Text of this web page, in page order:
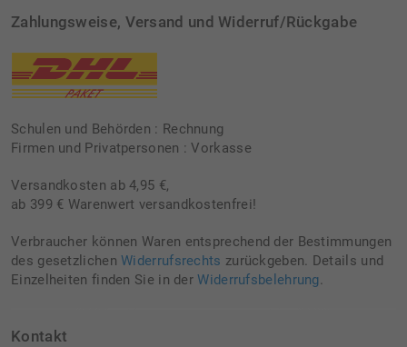
Zahlungsweise, Versand und Widerruf/Rückgabe
Schulen und Behörden : Rechnung
Firmen und Privatpersonen : Vorkasse
Versandkosten ab 4,95 €,
ab 399 € Warenwert versandkostenfrei!
Verbraucher können Waren entsprechend der Bestimmungen
des gesetzlichenWiderrufsrechts zurückgeben. Details und
Einzelheiten finden Sie in derWiderrufsbelehrung.
Kontakt